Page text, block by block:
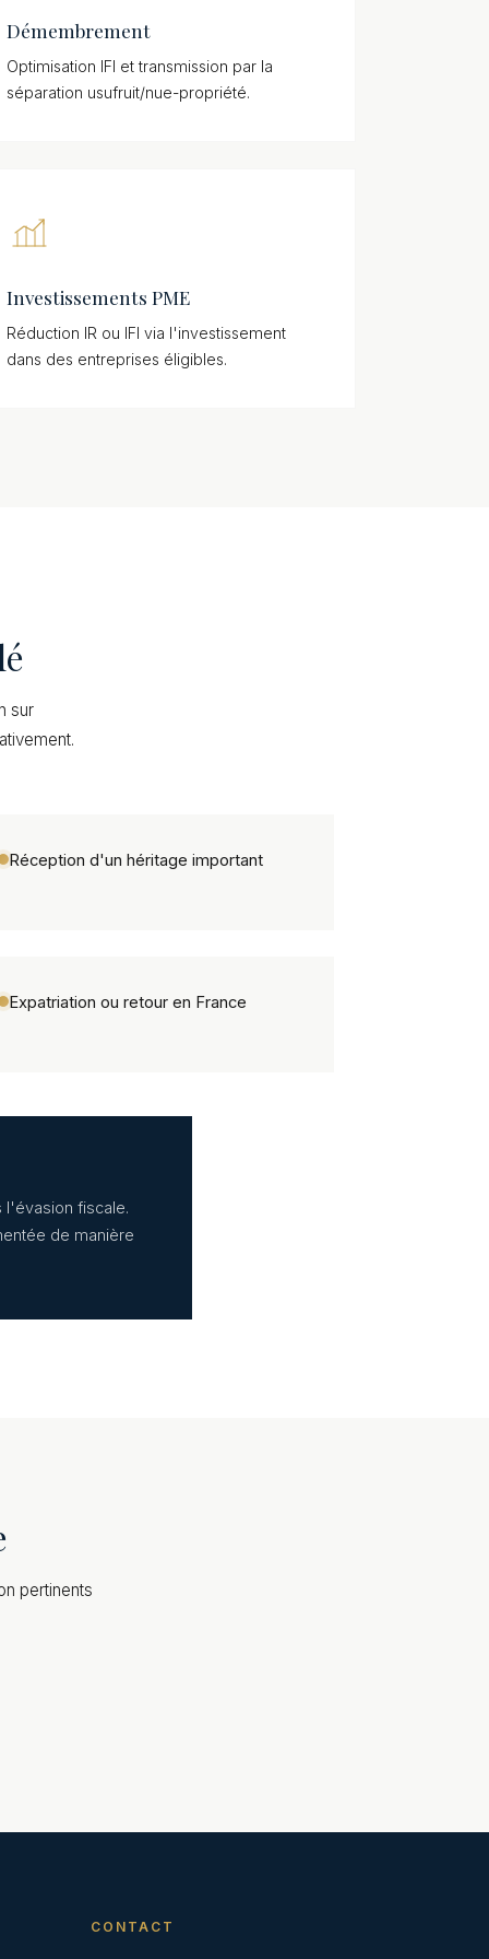
Démembrement
Optimisation IFI et transmission par la
séparation usufruit/nue-propriété.
Investissements PME
Réduction IR ou IFI via l'investissement
dans des entreprises éligibles.
sur
Réception d'un héritage important
Expatriation ou retour en France
l'évasion fiscale.
de manière
pertinents
CONTACT